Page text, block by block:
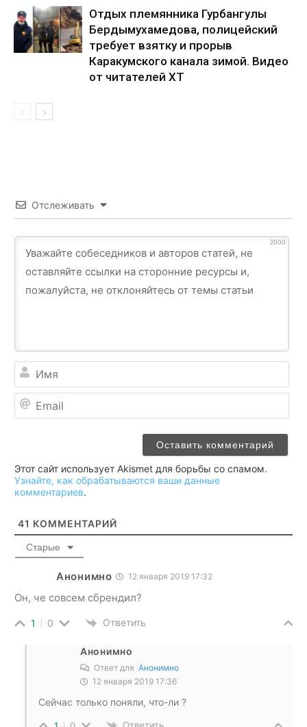
Отдых племянника Гурбангулы
Бердымухамедова, полицейский
требует взятку и прорыв
Каракумского канала зимой. Видео
от читателей ХТ
Отслеживать
2000
Этот сайт использует Akismet для борьбы со спамом.
Узнайте, как обрабатываются ваши данные
комментариев.
41 КОММЕНТАРИЙ
Старые
Анонимно 12 января 2019 17:32
Он, че совсем сбрендил?
1 0 Ответить
Анонимно
Ответ для Анонимно
12 января 2019 17:36
Сейчас только поняли, что-ли ?
Ответить